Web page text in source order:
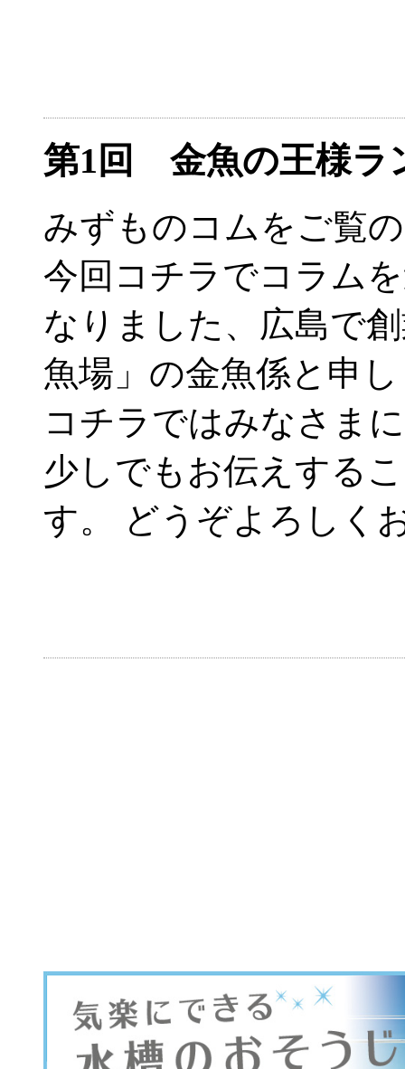
第1回 金魚の王様
みずものコムをご覧
今回コチラでコラム
なりました、広島で
魚場」の金魚係と申
コチラではみなさま
少しでもお伝えする
す。 どうぞよろしく